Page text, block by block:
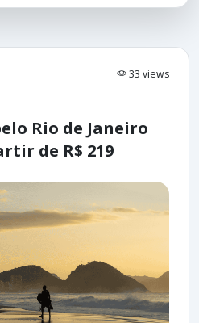
33 views
Rio de Janeiro
de R$ 219